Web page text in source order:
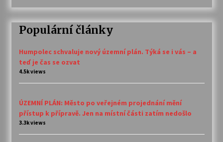
Populární články
Humpolec schvaluje nový územní plán. Týká se i vás – a
teď je čas se ozvat
4.5k views
ÚZEMNÍ PLÁN: Město po veřejném projednání mění
přístup k přípravě. Jen na místní části zatím nedošlo
3.3k views